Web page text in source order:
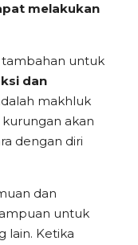
melakukan
tambahan untuk
dan
makhluk
kurungan akan
dengan diri
dan
untuk
lain. Ketika